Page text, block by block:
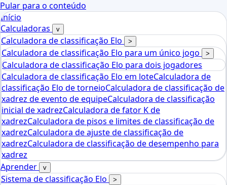
Pular para o conteúdo
Início
Calculadoras
v
Calculadora de classificação Elo >
Calculadora de classificação Elo para um único jogo >
Calculadora de classificação Elo para dois jogadores
Calculadora de classificação Elo em loteCalculadora de
classificação Elo de torneioCalculadora de classificação de
xadrez de evento de equipeCalculadora de classificação
inicial de xadrezCalculadora de fator K de
xadrezCalculadora de pisos e limites de classificação de
xadrezCalculadora de ajuste de classificação de
xadrezCalculadora de classificação de desempenho para
xadrez
Aprender
v
Sistema de classificação Elo >